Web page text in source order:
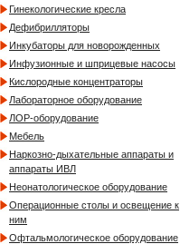
Гинекологические кресла
Дефибрилляторы
Инкубаторы для новорожденных
Инфузионные и шприцевые насосы
Кислородные концентраторы
Лабораторное оборудование
ЛОР-оборудование
Мебель
Наркозно-дыхательные аппараты и
аппараты ИВЛ
Неонатологическое оборудование
Операционные столы и освещение к
ним
Офтальмологическое оборудование